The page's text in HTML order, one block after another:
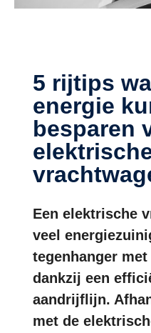
5 rijtips waarmee u
energie
besparen
Een elektrische
veel
tegenhanger
dankzij een
aandrijflijn.
met de